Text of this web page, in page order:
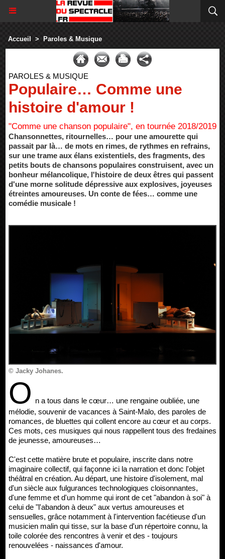
Accueil > Paroles & Musique
PAROLES & MUSIQUE
Populaire… Comme une
histoire d'amour !
"Comme une chanson populaire", en tournée 2018/2019
Chansonnettes, ritournelles… pour une amourette qui
passait par là… de mots en rimes, de rythmes en refrains,
sur une trame aux élans existentiels, des fragments, des
petits bouts de chansons populaires construisent, avec un
bonheur mélancolique, l'histoire de deux êtres qui passent
d'une morne solitude dépressive aux explosives, joyeuses
étreintes amoureuses. Un conte de fées… comme une
comédie musicale !
© Jacky Johanes.
O n a tous dans le cœur… une rengaine oubliée, une
mélodie, souvenir de vacances à Saint-Malo, des paroles de
romances, de bluettes qui collent encore au cœur et au corps.
Ces mots, ces musiques qui nous rappellent tous des fredaines
de jeunesse, amoureuses…
C'est cette matière brute et populaire, inscrite dans notre
imaginaire collectif, qui façonne ici la narration et donc l'objet
théâtral en création. Au départ, une histoire d'isolement, mal
d'un siècle aux fulgurances technologiques cloisonnantes,
d'une femme et d'un homme qui iront de cet "abandon à soi" à
celui de "l'abandon à deux" aux vertus amoureuses et
sensuelles, grâce notamment à l'intervention facétieuse d'un
musicien malin qui tisse, sur la base d'un répertoire connu, la
toile colorée des rencontres à venir et des - toujours
renouvelées - naissances d'amour.